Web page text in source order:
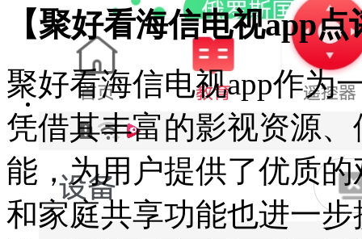
【聚好看海信电视app点
聚好看海信电视app作为
凭借其丰富的影视资源
能，为用户提供了优质
和家庭共享功能也进一